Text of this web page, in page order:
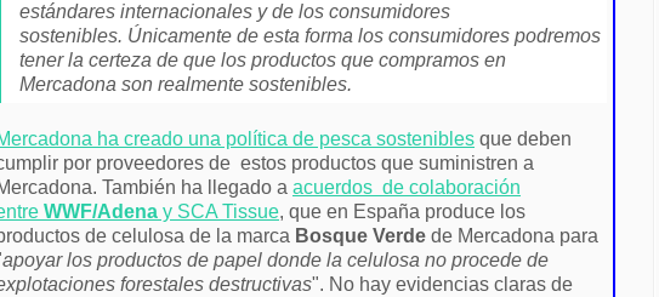
estándares internacionales y de los consumidores
sostenibles. Únicamente de esta forma los consumidores podremos
tener la certeza de que los productos que compramos en
Mercadona son realmente sostenibles.
ha creado una política de pesca sostenibles que deben
por proveedores de estos productos que suministren a
También ha llegado a acuerdos de colaboración
WWF/Adena y SCA Tissue, que en España produce los
de celulosa de la marca Bosque Verde de Mercadona para
apoyar los productos de papel donde la celulosa no procede de
forestales destructivas". No hay evidencias claras de